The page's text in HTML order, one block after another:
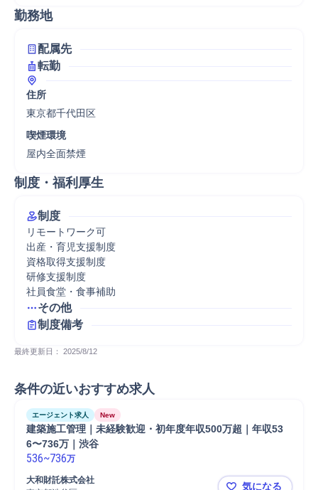
勤務地
配属先
転勤
住所
東京都千代田区
喫煙環境
屋内全面禁煙
制度・福利厚生
制度
リモートワーク可
出産・育児支援制度
資格取得支援制度
研修支援制度
社員食堂・食事補助
その他
制度備考
最終更新日： 2025/8/12
条件の近いおすすめ求人
エージェント求人 New
建築施工管理｜未経験歓迎・初年度年収500万超｜年収53
6〜736万｜渋谷
536~736万
大和財託株式会社
気になる